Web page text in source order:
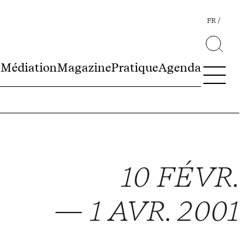
MédiationMagazinePratiqueAgenda
FR
10 FÉVR.
— 1 AVR. 2001